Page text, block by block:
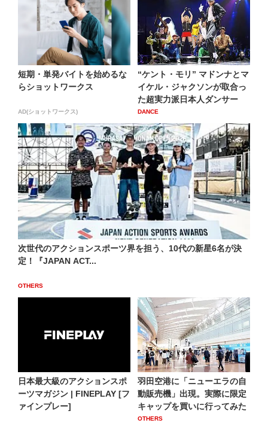
短期・単発バイトを始めるな
らショットワークス
AD(ショットワークス)
“ケント・モリ” マドンナとマ
イケル・ジャクソンが取合っ
た超実力派日本人ダンサー
DANCE
次世代のアクションスポーツ界を担う、10代の新星6名が決
定！『JAPAN ACT...
OTHERS
日本最大級のアクションスポ
ーツマガジン | FINEPLAY [フ
ァインプレー]
羽田空港に「ニューエラの自
動販売機」出現。実際に限定
キャップを買いに行ってみた
OTHERS